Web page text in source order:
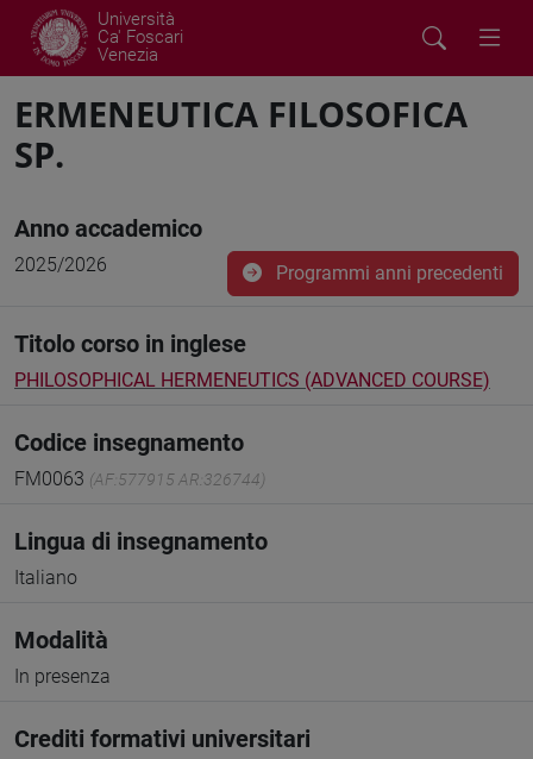
Università
Ca' Foscari
Venezia
ERMENEUTICA FILOSOFICA
SP.
Anno accademico
2025/2026 Programmi anni precedenti
Titolo corso in inglese
PHILOSOPHICAL HERMENEUTICS (ADVANCED COURSE)
Codice insegnamento
FM0063 (AF:577915 AR:326744)
Lingua di insegnamento
Italiano
Modalità
In presenza
Crediti formativi universitari